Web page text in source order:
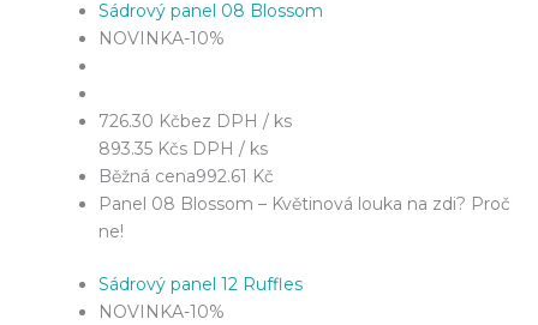
Sádrový panel 08 Blossom
NOVINKA-10%
726.30 Kčbez DPH / ks
893.35 Kčs DPH / ks
Běžná cena992.61 Kč
Panel 08 Blossom – Květinová louka na zdi? Proč
ne!
Sádrový panel 12 Ruffles
NOVINKA-10%